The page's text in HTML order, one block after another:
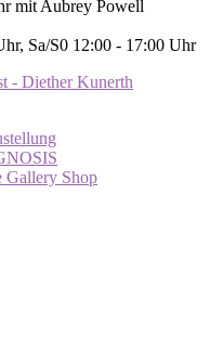
mit Aubrey Powell
Sa/S0 12:00 - 17:00 Uhr
- Diether Kunerth
Gallery Shop